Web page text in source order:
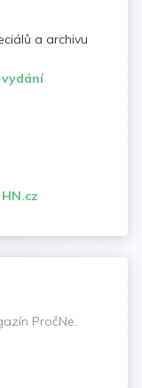
a archivu
PročNe.